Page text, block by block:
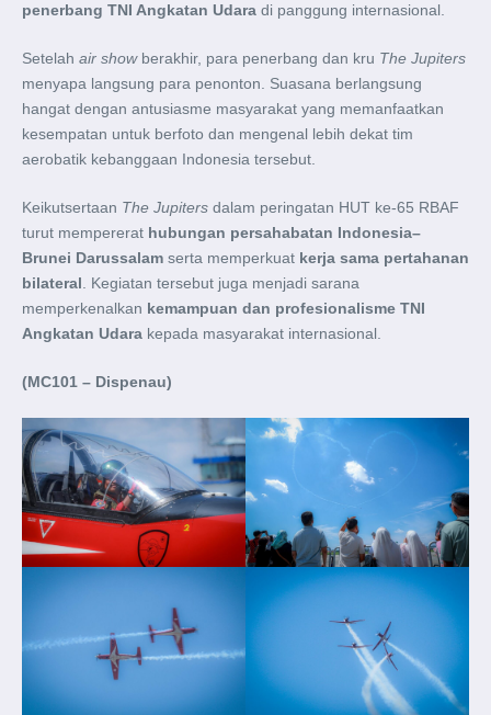
penerbang TNI Angkatan Udara di panggung internasional.
Setelah air showberakhir, para penerbang dan kru The Jupiters
menyapa langsung para penonton. Suasana berlangsung
hangat dengan antusiasme masyarakat yang memanfaatkan
kesempatan untuk berfoto dan mengenal lebih dekat tim
aerobatik kebanggaan Indonesia tersebut.
Keikutsertaan The Jupiters dalam peringatan HUT ke-65 RBAF
turut mempererat hubungan persahabatan Indonesia–
Brunei Darussalam serta memperkuat kerja sama pertahanan
bilateral . Kegiatan tersebut juga menjadi sarana
memperkenalkan kemampuan dan profesionalisme TNI
Angkatan Udara kepada masyarakat internasional.
(MC101 – Dispenau)